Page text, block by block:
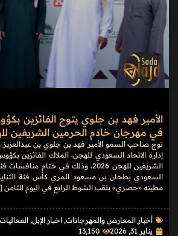
الأمير فهد بن جلوي يتوج الفائزين
في مهرجان خادم الحرمين الشريفين للهجن
توج صاحب السمو الأمير فهد بن جلوي بن
إدارة الاتحاد السعودي للهجن، الملاك الفائزين
الشريفين للهجن 2026، وذلك في ختام
السعودي بطحان بن مسعود المري كأس فئة
مطيته «حصري» بلقب الشوط الرابع في اليوم الثامن
أخبار المعارض والمهرجانات, اخبار الإبل,
يناير 31, 2026
13٬150